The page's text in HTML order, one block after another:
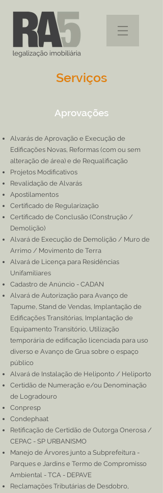
Serviços
Aprovações
Alvarás de Aprovação e Execução de
Edificações Novas, Reformas (com ou sem
alteração de área) e de Requalificação
Projetos Modificativos
Revalidação de Alvarás
Apostilamentos
Certificado de Regularização
Certificado de Conclusão (Construção /
Demolição)
Alvará de Execução de Demolição / Muro de
Arrimo / Movimento de Terra
Alvará de Licença para Residências
Unifamiliares
Cadastro de Anúncio - CADAN
Alvará de Autorização para Avanço de
Tapume, Stand de Vendas, Implantação de
Edificações Transitórias, Implantação de
Equipamento Transitório, Utilização
temporária de edificação licenciada para uso
diverso e Avanço de Grua sobre o espaço
público
Alvará de Instalação de Heliponto / Heliporto
Certidão de Numeração e/ou Denominação
de Logradouro
Conpresp
Condephaat
Retificação de Certidão de Outorga Onerosa /
CEPAC - SP URBANISMO
Manejo de Árvores junto a Subprefeitura -
Parques e Jardins e Termo de Compromisso
Ambiental - TCA - DEPAVE
Reclamações Tributárias de Desdobro,